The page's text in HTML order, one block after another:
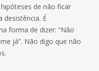
de não ficar
desistência. É
forma de dizer: “Não
já”. Não digo que não